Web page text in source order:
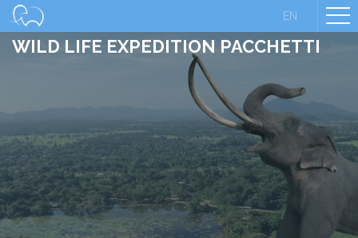
EN
Wild Sri Lanka
WILD LIFE EXPEDITION PACCHETTI